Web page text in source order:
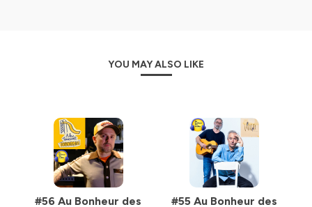
YOU MAY ALSO LIKE
#56 Au Bonheur des #55 Au Bonheur des